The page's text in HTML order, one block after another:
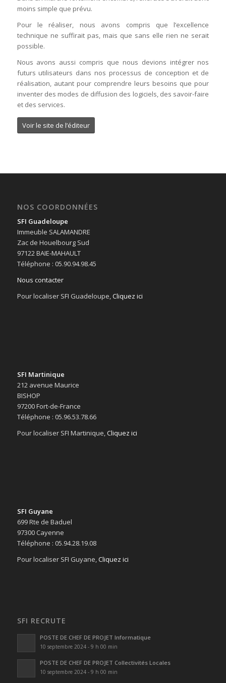
moins simple que prévu.
Pour le réaliser, nous avons compris que l’excellence
technique ne suffirait pas, mais que sans elle rien ne serait
possible.
Nous avons aussi compris que nous devions intégrer nos
futurs utilisateurs dans nos processus de conception et de
réalisation, autant pour comprendre leurs besoins que pour
inventer des modes de diffusion des logiciels, des savoir-faire
et des services.
Voir le site de l’éditeur
NOS COORDONNÉES
SFI Guadeloupe
Immeuble SALAMANDRE
Zac de Houelbourg Sud
97122 BAIE-MAHAULT
Téléphone : 05.90.94.98.45
Nous contacter
Pour localiser SFI Guadeloupe,Cliquez ici
SFI Martinique
212 avenue Maurice
BISHOP
97200 Fort-de-France
Téléphone : 05.96.53.78.66
Pour localiser SFI Martinique,Cliquez ici
SFI Guyane
699 Rte de Baduel
97300 Cayenne
Téléphone : 05.94.28.19.08
Pour localiser SFI Guyane,Cliquez ici
SFI RECRUTE
POSTE DE CHEF DE PROJET Informatique
10 septembre 2024 - 9 h 00 min
POSTE DE CHEF DE PROJET Collectivités Locales
10 septembre 2024 - 9 h 00 min